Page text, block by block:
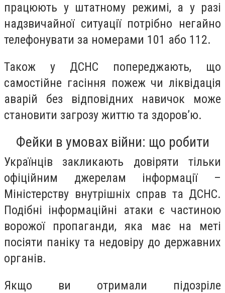
працюють у штатному режимі, а у разі
надзвичайної ситуації потрібно негайно
телефонувати за номерами 101 або 112.
Також у ДСНС попереджають, що
самостійне гасіння пожеж чи ліквідація
аварій без відповідних навичок може
становити загрозу життю та здоров’ю.
Фейки в умовах війни: що робити
Українців закликають довіряти тільки
офіційним джерелам інформації –
Міністерству внутрішніх справ та ДСНС.
Подібні інформаційні атаки є частиною
ворожої пропаганди, яка має на меті
посіяти паніку та недовіру до державних
органів.
Якщо ви отримали підозріле